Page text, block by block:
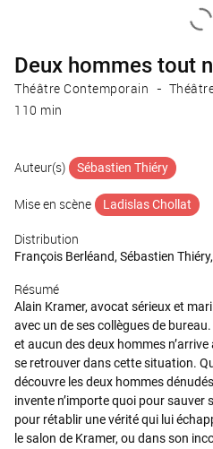
Deux hommes tout
Théâtre Contemporain
110 min
Auteur(s) Sébastien Thiéry
Mise en scène Ladislas Chollat
Distribution
François Berléand, Sébastien
Résumé
Alain Kramer, avocat sérieux et
avec un de ses collègues de
et aucun des deux hommes
se retrouver dans cette situation.
découvre les deux hommes
invente n’importe quoi pour sauver
pour rétablir une vérité qui lui
le salon de Kramer, ou dans son